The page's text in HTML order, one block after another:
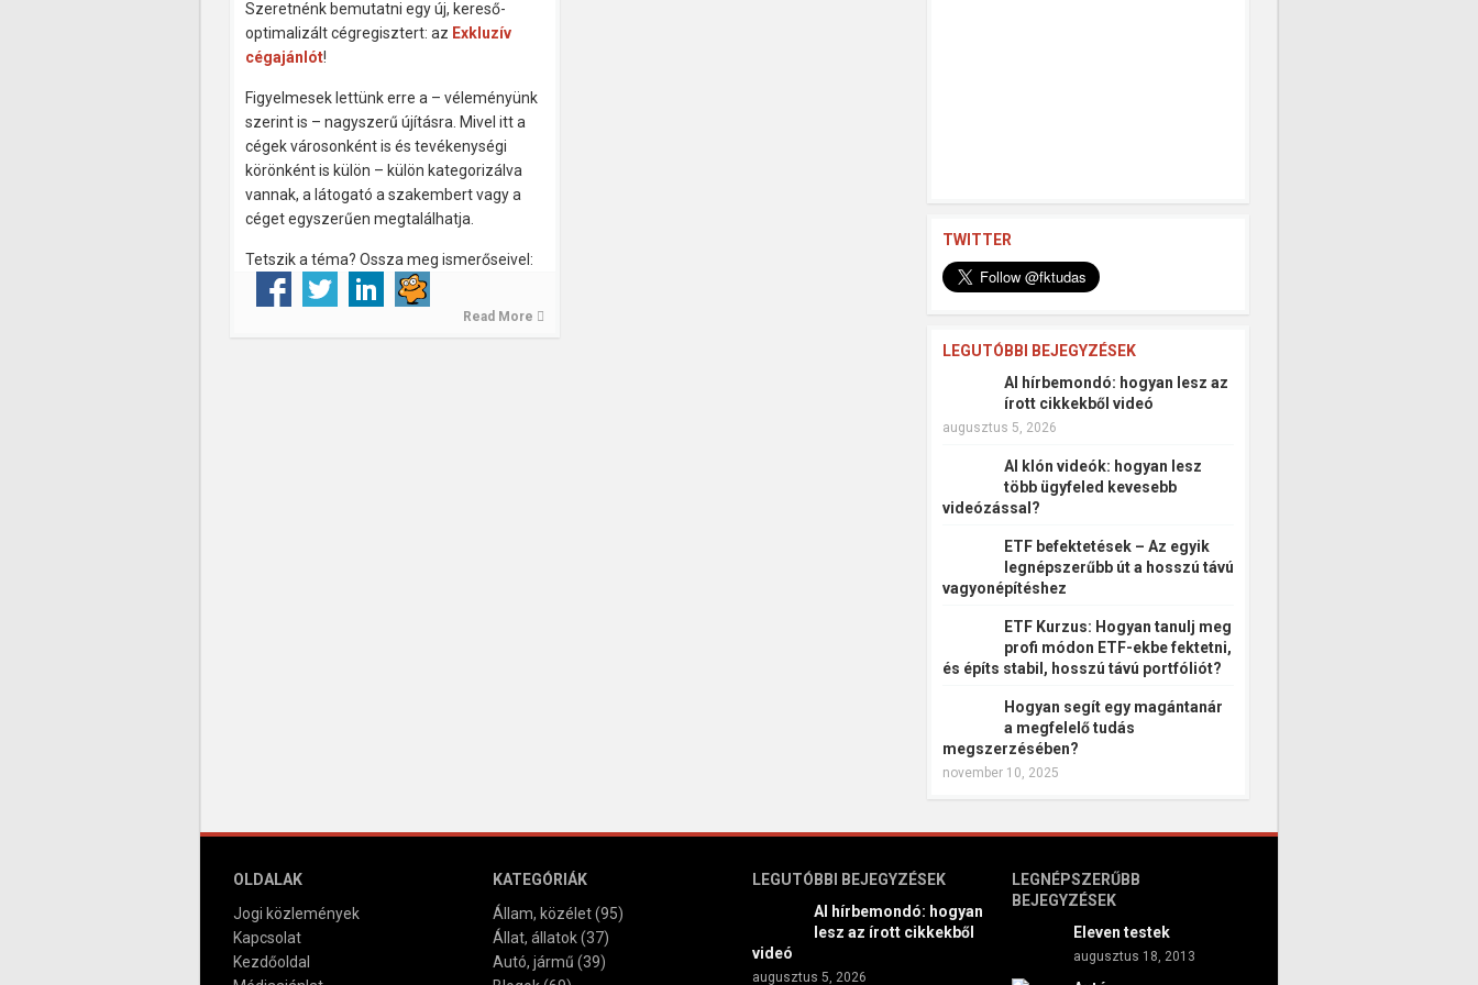
Szeretnénk bemutatni egy új, kereső-
optimalizált cégregisztert: az Exkluzív
cégajánlót!
Figyelmesek lettünk erre a – véleményünk
szerint is – nagyszerű újításra. Mivel itt a
cégek városonként is és tevékenységi
körönként is külön – külön kategorizálva
vannak, a látogató a szakembert vagy a
céget egyszerűen megtalálhatja.
Tetszik a téma? Ossza meg ismerőseivel:
Read More
TWITTER
LEGUTÓBBI BEJEGYZÉSEK
AI hírbemondó: hogyan lesz az
írott cikkekből videó
augusztus 5, 2026
AI klón videók: hogyan lesz
több ügyfeled kevesebb
videózással?
ETF befektetések – Az egyik
legnépszerűbb út a hosszú távú
vagyonépítéshez
ETF Kurzus: Hogyan tanulj meg
profi módon ETF-ekbe fektetni,
és építs stabil, hosszú távú portfóliót?
Hogyan segít egy magántanár
a megfelelő tudás
megszerzésében?
november 10, 2025
OLDALAK
Jogi közlemények
Kapcsolat
Kezdőoldal
KATEGÓRIÁK
Állam, közélet(95)
Állat, állatok(37)
Autó, jármű (39)
LEGUTÓBBI BEJEGYZÉSEK
AI hírbemondó: hogyan
lesz az írott cikkekből
videó
augusztus 5, 2026
LEGNÉPSZERŰBB
BEJEGYZÉSEK
Eleven testek
augusztus 18, 2013